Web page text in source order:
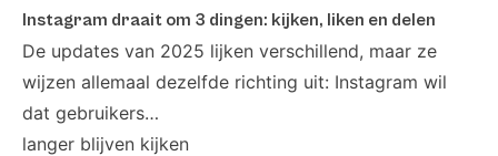
Instagram draait om 3 dingen: kijken, liken en delen
De updates van 2025 lijken verschillend, maar ze
wijzen allemaal dezelfde richting uit: Instagram wil
dat gebruikers…
langer blijven kijken